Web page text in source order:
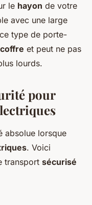
le hayon de votre
avec une large
type de porte-
coffre et peut ne pas
lourds.
pour
absolue lorsque
. Voici
transport sécurisé